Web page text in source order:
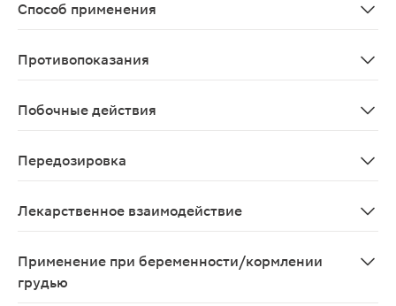
Способ применения
Противопоказания
Побочные действия
Передозировка
Лекарственное взаимодействие
Применение при беременности/кормлении
грудью